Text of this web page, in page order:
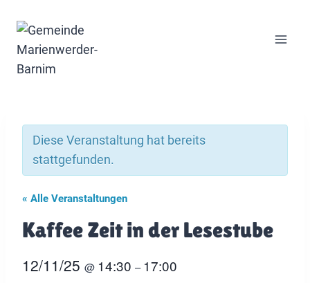
Inhalt
springen
Diese Veranstaltung hat bereits
stattgefunden.
« Alle Veranstaltungen
Kaffee Zeit in der Lesestube
12/11/25 @ 14:30 – 17:00